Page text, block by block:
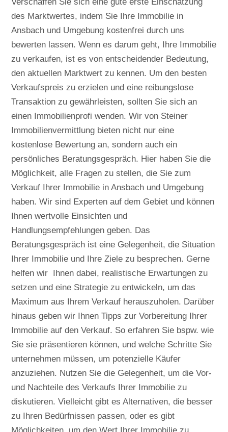
des Marktwertes, indem Sie Ihre Immobilie in
Ansbach und Umgebung kostenfrei durch uns
bewerten lassen. Wenn es darum geht, Ihre Immobilie
zu verkaufen, ist es von entscheidender Bedeutung,
den aktuellen Marktwert zu kennen. Um den besten
Verkaufspreis zu erzielen und eine reibungslose
Transaktion zu gewährleisten, sollten Sie sich an
einen Immobilienprofi wenden. Wir von Steiner
Immobilienvermittlung bieten nicht nur eine
kostenlose Bewertung an, sondern auch ein
persönliches Beratungsgespräch. Hier haben Sie die
Möglichkeit, alle Fragen zu stellen, die Sie zum
Verkauf Ihrer Immobilie in Ansbach und Umgebung
haben. Wir sind Experten auf dem Gebiet und können
Ihnen wertvolle Einsichten und
Handlungsempfehlungen geben. Das
Beratungsgespräch ist eine Gelegenheit, die Situation
Ihrer Immobilie und Ihre Ziele zu besprechen. Gerne
helfen wir Ihnen dabei, realistische Erwartungen zu
setzen und eine Strategie zu entwickeln, um das
Maximum aus Ihrem Verkauf herauszuholen. Darüber
hinaus geben wir Ihnen Tipps zur Vorbereitung Ihrer
Immobilie auf den Verkauf. So erfahren Sie bspw. wie
Sie sie präsentieren können, und welche Schritte Sie
unternehmen müssen, um potenzielle Käufer
anzuziehen. Nutzen Sie die Gelegenheit, um die Vor-
und Nachteile des Verkaufs Ihrer Immobilie zu
diskutieren. Vielleicht gibt es Alternativen, die besser
zu Ihren Bedürfnissen passen, oder es gibt
Möglichkeiten, um den Wert Ihrer Immobilie zu